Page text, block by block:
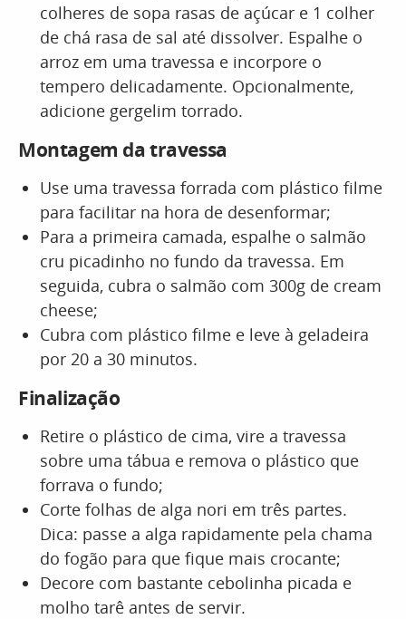
colheres de sopa rasas de açúcar e 1 colher
de chá rasa de sal até dissolver. Espalhe o
arroz em uma travessa e incorpore o
tempero delicadamente. Opcionalmente,
adicione gergelim torrado.
Montagem da travessa
Use uma travessa forrada com plástico filme
para facilitar na hora de desenformar;
Para a primeira camada, espalhe o salmão
cru picadinho no fundo da travessa. Em
seguida, cubra o salmão com 300g de cream
cheese;
Cubra com plástico filme e leve à geladeira
por 20 a 30 minutos.
Finalização
Retire o plástico de cima, vire a travessa
sobre uma tábua e remova o plástico que
forrava o fundo;
Corte folhas de alga nori em três partes.
Dica: passe a alga rapidamente pela chama
do fogão para que fique mais crocante;
Decore com bastante cebolinha picada e
molho tarê antes de servir.